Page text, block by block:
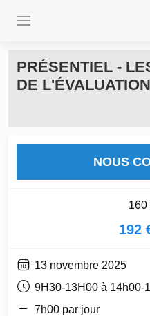
PRÉSENTIEL -
DE
NOUS
160
192
13 novembre 2025
9H30-13H00 à 14h00-
7h00 par jour